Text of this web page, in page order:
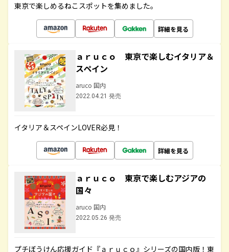
東京で楽しめるねこスポットを集めました。
詳細を見る
ａｒｕｃｏ 東京で楽しむイタリア＆
スペイン
aruco 国内
2022.04.21 発売
イタリア＆スペインLOVER必見！
詳細を見る
ａｒｕｃｏ 東京で楽しむアジアの
国々
aruco 国内
2022.05.26 発売
プチぼうけん応援ガイド『ａｒｕｃｏ』シリーズの国内版！東